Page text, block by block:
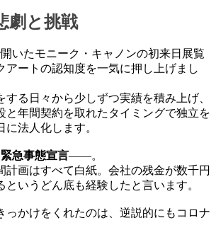
劇と挑戦
いたモニーク・キャノンの初来日展覧
アートの認知度を一気に押し上げまし
する日々から少しずつ実績を積み上げ、
と年間契約を取れたタイミングで独立を
に法人化します。
緊急事態宣言——。
計画はすべて白紙。会社の残金が数千円
というどん底も経験したと言います。
っかけをくれたのは、逆説的にもコロナ